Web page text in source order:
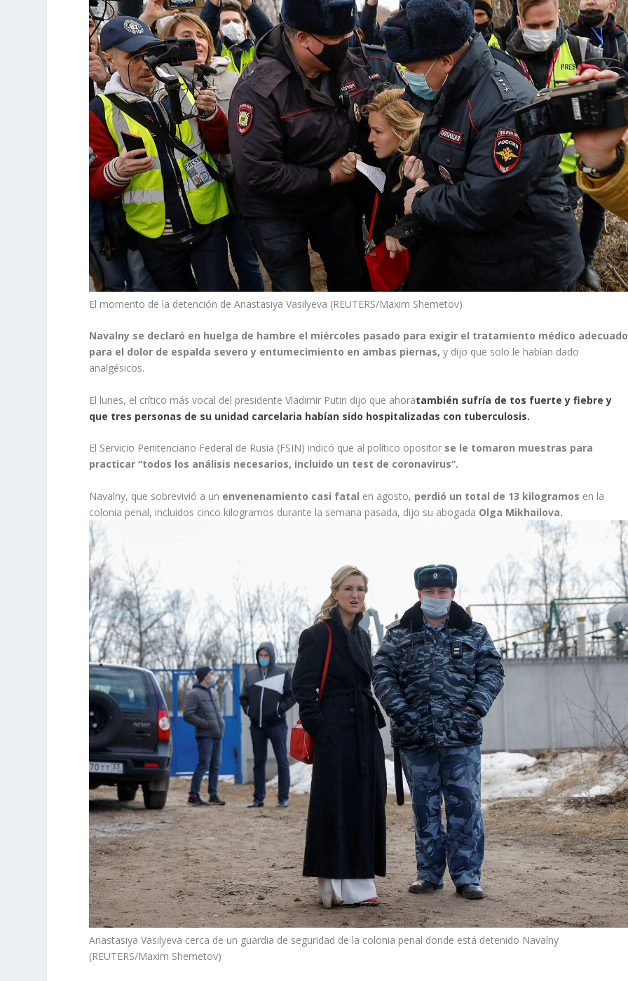
El momento de la detención de Anastasiya Vasilyeva (REUTERS/Maxim Shemetov)
Navalny se declaró en huelga de hambre el miércoles pasado para exigir el tratamiento médico adecuado
para el dolor de espalda severo y entumecimiento en ambas piernas,y dijo que solo le habían dado
analgésicos.
El lunes, el crítico más vocal del presidente Vladimir Putin dijo que ahoratambién sufría de tos fuerte y fiebre y
que tres personas de su unidad carcelaria habían sido hospitalizadas con tuberculosis.
El Servicio Penitenciario Federal de Rusia (FSIN) indicó que al político opositor se le tomaron muestras para
practicar “todos los análisis necesarios, incluido un test de coronavirus”.
Navalny, que sobrevivió a un envenenamiento casi fatal en agosto, perdió un total de 13 kilogramos en la
colonia penal, incluidos cinco kilogramos durante la semana pasada, dijo su abogada Olga Mikhailova.
Anastasiya Vasilyeva cerca de un guardia de seguridad de la colonia penal donde está detenido Navalny
(REUTERS/Maxim Shemetov)